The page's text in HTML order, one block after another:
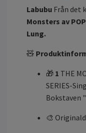
Labubu Från det
Monsters av
Lung.
🧸
🎁 1 THE
SERIES-
Bokstaven
🎨